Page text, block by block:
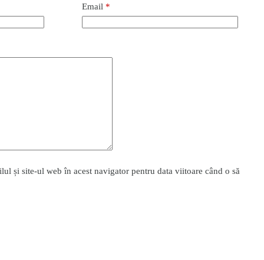
Email *
și site-ul web în acest navigator pentru data viitoare când o să